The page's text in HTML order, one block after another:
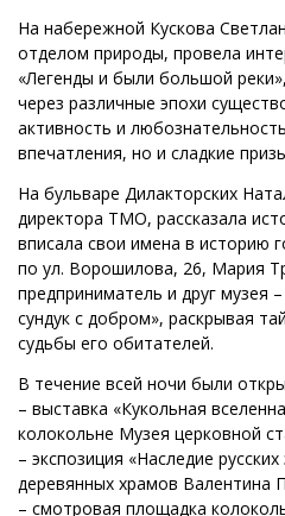
На набережной Кускова
отделом природы, провела
«Легенды и были большой
через различные эпохи
активность и
впечатления, но и сладкие
На бульваре Дилакторских
директора ТМО, рассказала
вписала свои имена в историю
по ул. Ворошилова, 26, Мария
предприниматель и друг музея
сундук с добром», раскрывая
судьбы его обитателей.
В течение всей ночи были
– выставка «Кукольная
колокольне Музея церковной
– экспозиция «Наследие
деревянных храмов Валентина
– смотровая площадка